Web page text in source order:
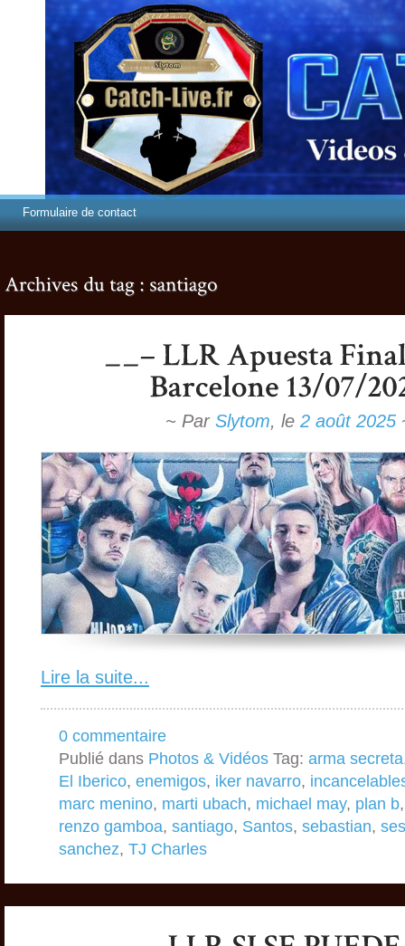
Formulaire de contact
~ Par Slytom, le 2 août 2025
Lire la suite...
0 commentaire
Publié dans Photos & Vidéos Tag: arma secreta
El Iberico, enemigos, iker navarro,
marc menino, marti ubach, michael may, plan b
renzo gamboa, santiago, Santos, sebastian,
sanchez, TJ Charles